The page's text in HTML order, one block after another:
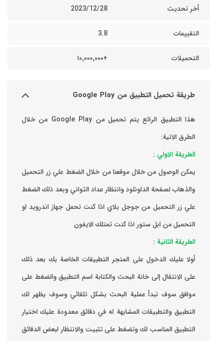
أخر تحديث 28‏/12‏/2023
التقييمات 3.8
التحميلات +١٠٬٠٠٠٬٠٠٠
طريقة تحميل التطبيق من Google Play
هذا التطبيق الرائع يتم تحميل من Google Play من خلال
الطرق الاتية:
الطريقة الاولي :
يمكن الوصول من خلال موقعنا من خلال الضغط علي زر التحميل
والذهاب لصفحة الداونلود وانتظار عداد الثواني وبعد ذلك الضغط
علي زر التحميل من جوجل بلاي اذا كنت تحمل جهاز اندرويد او
التحميل من ابل ستور اذا كنت تمتلك الايفون
الطريقة الثانية :
‏أولا عليك الدخول على المتجر التطبيقات الخاصة بك ‏بعد ذلك
على الانتقال إلى خانة البحث والكتابة اسم التطبيق والضغط على
موافق ‏سوف تبدأ عملية البحث بشكل تلقائي وسوف يظهر لك
التطبيق والتطبيقات المشابهة له في دقائق معدودة ‏عليك اختيار
التطبيق المناسب لك وتضغط على تثبيت والانتظار لبعض الدقائق